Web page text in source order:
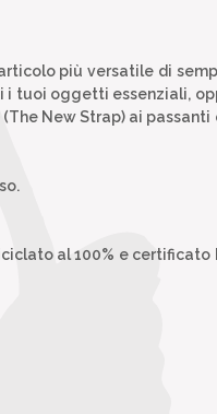
più versatile di
i tuoi oggetti essenziali,
New Strap) ai passanti
al 100% e